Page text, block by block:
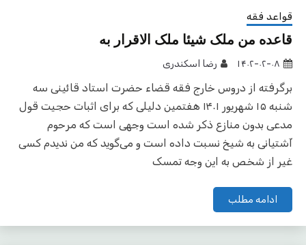
قواعد فقه
قاعده من ملک شیئا ملک الاقرار به
۱۴۰۲-۰۲-۰۸ رضا اسکندری
برگرفته از دروس خارج فقه قضاء حضرت استاد قائینی سه
شنبه ۱۵ شهریور ۱۴۰۱ هفتمین دلیلی که برای اثبات حجیت قول
مدعی بدون منازع ذکر شده است وجهی است که مرحوم
آشتیانی به شیخ نسبت داده است و می‌گوید که من ندیدم کسی
غیر از شخص به این وجه تمسک
ادامه مطلب